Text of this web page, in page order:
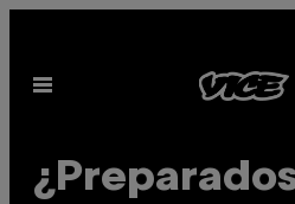
contenido
Abrir